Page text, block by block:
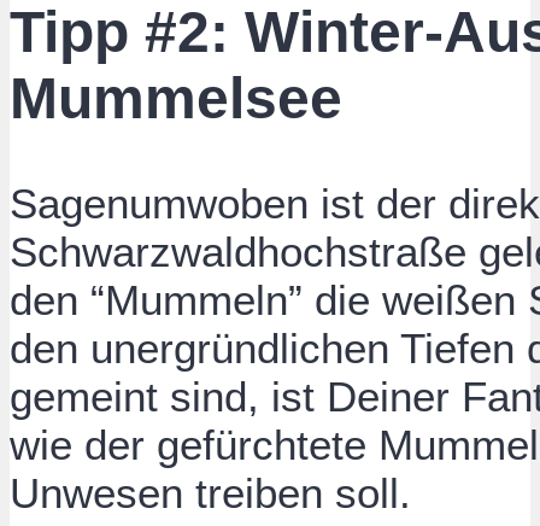
Tipp #2: Winter-
Mummelsee
Sagenumwoben ist der
Schwarzwaldhochstraße
den “Mummeln” die
den unergründlichen Tiefen
gemeint sind, ist Deiner
wie der gefürchtete
Unwesen treiben soll.